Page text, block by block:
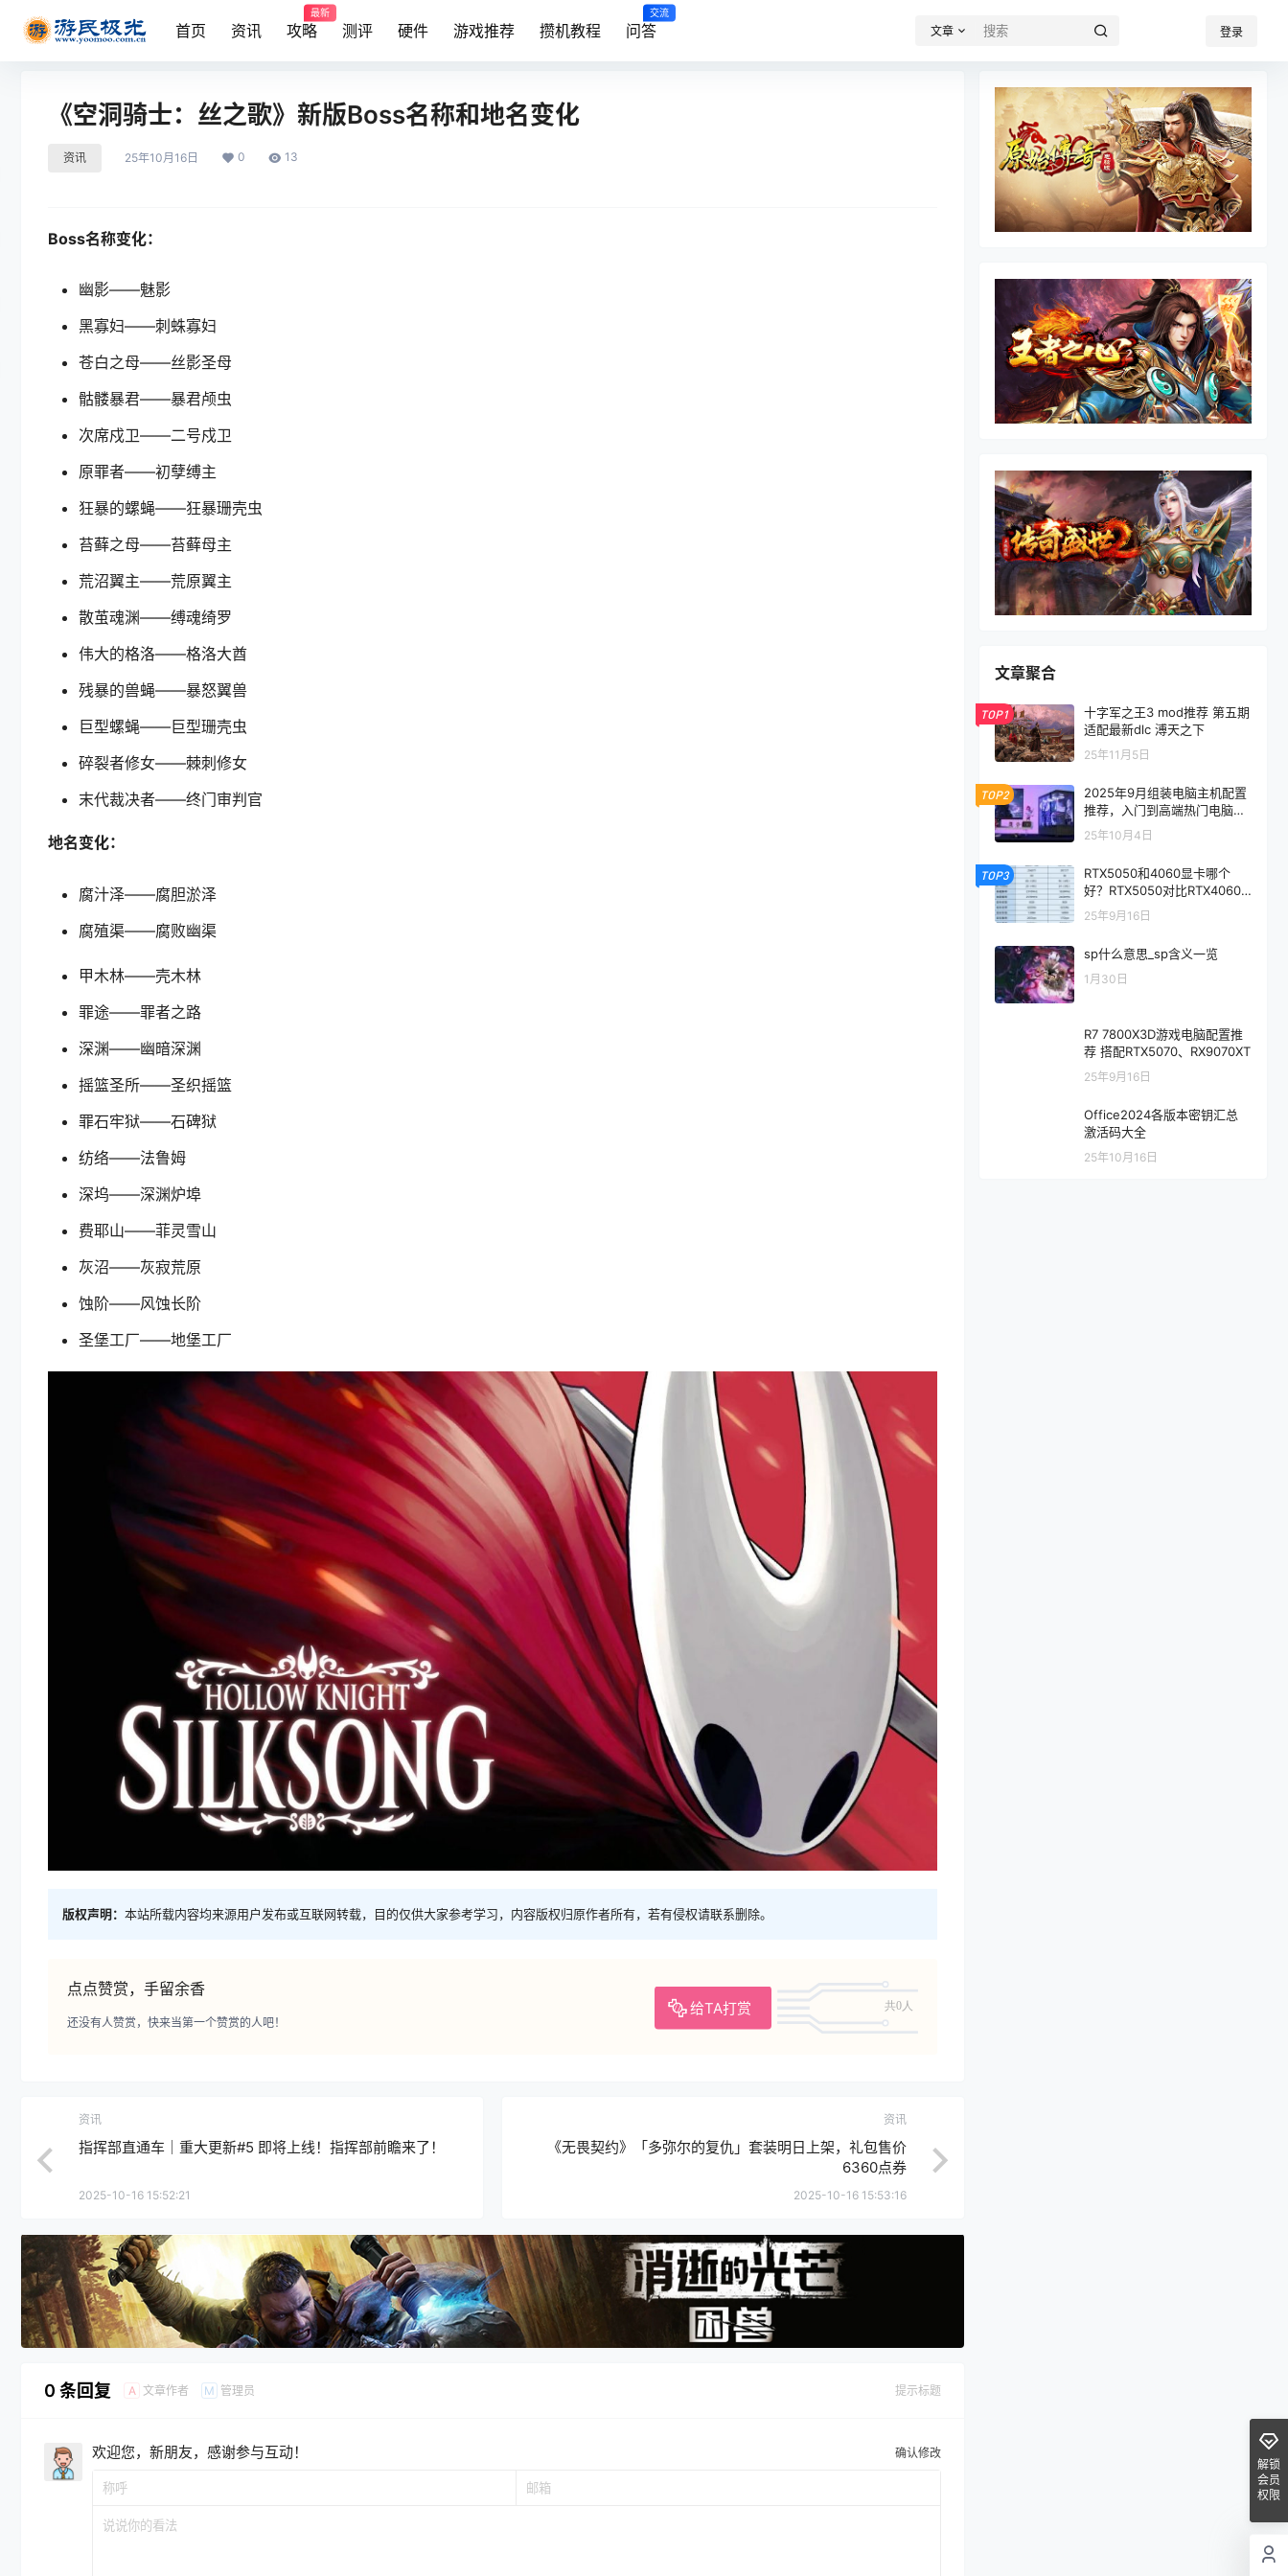
首页 资讯 攻略
最新
测评 硬件 游戏推荐 攒机教程 问答
交流
文章 登录
《空洞骑士：丝之歌》新版Boss名称和地名变化
资讯 25年10月16日 0 13
Boss名称变化：
幽影——魅影
黑寡妇——刺蛛寡妇
苍白之母——丝影圣母
骷髅暴君——暴君颅虫
次席戍卫——二号戍卫
原罪者——初孽缚主
狂暴的螺蝇——狂暴珊壳虫
苔藓之母——苔藓母主
荒沼翼主——荒原翼主
散茧魂渊——缚魂绮罗
伟大的格洛——格洛大酋
残暴的兽蝇——暴怒翼兽
巨型螺蝇——巨型珊壳虫
碎裂者修女——棘刺修女
末代裁决者——终门审判官
地名变化：
腐汁泽——腐胆淤泽
腐殖渠——腐败幽渠
甲木林——壳木林
罪途——罪者之路
深渊——幽暗深渊
摇篮圣所——圣织摇篮
罪石牢狱——石碑狱
纺络——法鲁姆
深坞——深渊炉埠
费耶山——菲灵雪山
灰沼——灰寂荒原
蚀阶——风蚀长阶
圣堡工厂——地堡工厂
版权声明： 本站所载内容均来源用户发布或互联网转载，目的仅供大家参考学习，内容版权归原作者所有，若有侵权请联系删除。
点点赞赏，手留余香
给TA打赏 共0人
还没有人赞赏，快来当第一个赞赏的人吧！
资讯
指挥部直通车｜重大更新#5 即将上线！指挥部前瞻来了！
2025-10-16 15:52:21
资讯
《无畏契约》「多弥尔的复仇」套装明日上架，礼包售价
6360点券
2025-10-16 15:53:16
0 条回复 A 文章作者 M 管理员 提示标题
欢迎您，新朋友，感谢参与互动！ 确认修改
文章聚合
TOP1
十字军之王3 mod推荐 第五期
适配最新dlc 溥天之下
25年11月5日
TOP2
2025年9月组装电脑主机配置
推荐，入门到高端热门电脑配
置方案
25年10月4日
TOP3
RTX5050和4060显卡哪个
好？RTX5050对比RTX4060/
5060性能评测
25年9月16日
sp什么意思_sp含义一览
1月30日
R7 7800X3D游戏电脑配置推
荐 搭配RTX5070、RX9070XT
25年9月16日
Office2024各版本密钥汇总
激活码大全
25年10月16日
解锁
会员
权限